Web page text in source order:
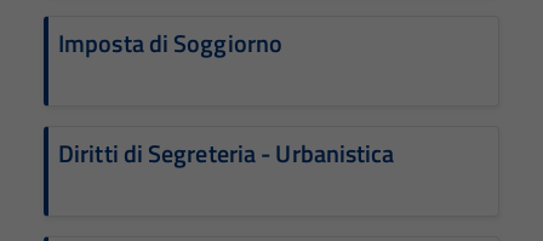
Imposta di Soggiorno
Diritti di Segreteria - Urbanistica